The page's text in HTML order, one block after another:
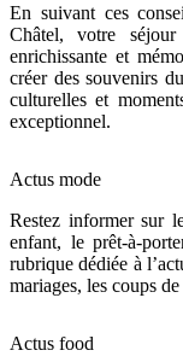
En suivant ces
Châtel, votre
enrichissante et
créer des souvenirs
culturelles et
exceptionnel.
Actus mode
Restez informer sur
enfant, le prêt-à-
rubrique dédiée à
mariages, les coups
Actus food